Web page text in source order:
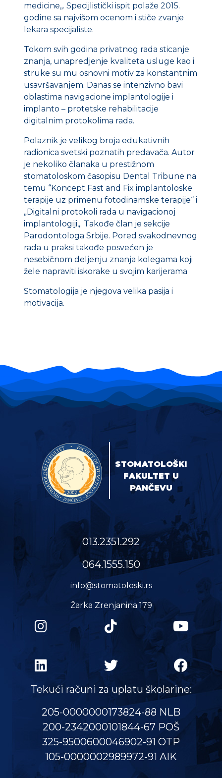
medicine„. Specijlistički ispit polaže 2015.
godine sa najvišom ocenom i stiče zvanje
lekara specijaliste.
Tokom svih godina privatnog rada sticanje
znanja, unapredjenje kvaliteta usluge kao i
struke su mu osnovni motiv za konstantnim
usavršavanjem. Danas se intenzivno bavi
oblastima navigacione implantologije i
implanto – protetske rehabilitacije
digitalnim protokolima rada.
Polaznik je velikog broja edukativnih
radionica svetski poznatih predavača. Autor
je nekoliko članaka u prestižnom
stomatoloskom časopisu Dental Tribune na
temu “Koncept Fast and Fix implantoloske
terapije uz primenu fotodinamske terapije“ i
„Digitalni protokoli rada u navigacionoj
implantologiji„. Takođe član je sekcije
Parodontologa Srbije. Pored svakodnevnog
rada u praksi takođe posvećen je
nesebičnom deljenju znanja kolegama koji
žele napraviti iskorake u svojim karijerama
Stomatologija je njegova velika pasija i
motivacija.
STOMATOLOŠKI
FAKULTET U
PANČEVU
013.2351.292
064.1555.150
info@stomatoloski.rs
Žarka Zrenjanina 179
Tekući računi za uplatu školarine:
205-0000000173824-88 NLB
200-2342000101844-67 POŠ
325-9500600046902-91 OTP
105-0000002989972-91 AIK